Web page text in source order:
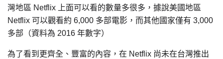
灣地區 Netflix 上面可以看的數量多很多，據說美國地區
Netflix 可以觀看約 6,000 多部電影，而其他國家僅有 3,000
多部（資料為 2016 年數字）
為了看到更齊全、豐富的內容，在 Netflix 尚未在台灣推出